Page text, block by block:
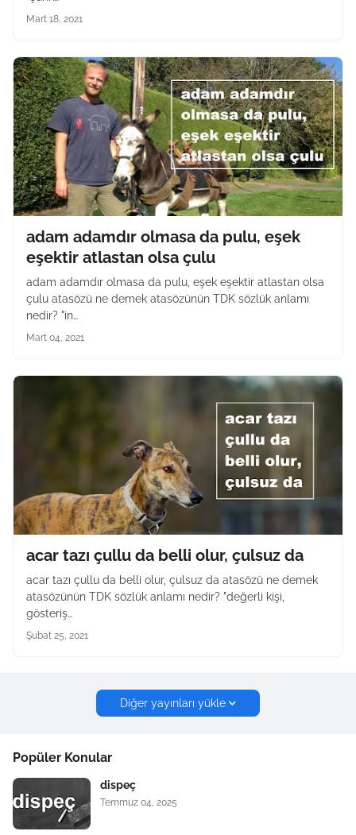
Mart 18, 2021
adam adamdır olmasa da pulu, eşek
eşektir atlastan olsa çulu
adam adamdır olmasa da pulu, eşek eşektir atlastan olsa
çulu atasözü ne demek atasözünün TDK sözlük anlamı
nedir? "in…
Mart 04, 2021
acar tazı çullu da belli olur, çulsuz da
acar tazı çullu da belli olur, çulsuz da atasözü ne demek
atasözünün TDK sözlük anlamı nedir? "değerli kişi,
gösteriş…
Şubat 25, 2021
Diğer yayınları yükle
Popüler Konular
dispeç
Temmuz 04, 2025